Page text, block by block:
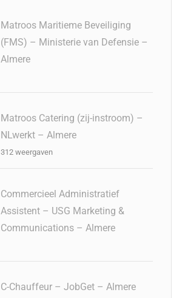
Matroos Maritieme Beveiliging
(FMS) – Ministerie van Defensie –
Almere
Matroos Catering (zij-instroom) –
NLwerkt – Almere
312 weergaven
Commercieel Administratief
Assistent – USG Marketing &
Communications – Almere
C-Chauffeur – JobGet – Almere